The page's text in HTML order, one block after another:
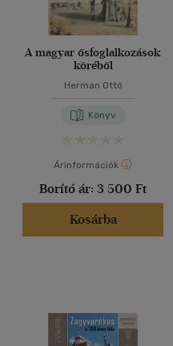
A magyar ősfoglalkozások
köréből
Herman Ottó
Könyv
Árinformációk
Borító ár: 3 500 Ft
Kosárba